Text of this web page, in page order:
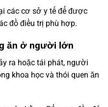
các cơ sở y tế để được
đồ điều trị phù hợp.
ăn ở người lớn
ra hoặc tái phát, người
khoa học và thói quen ăn